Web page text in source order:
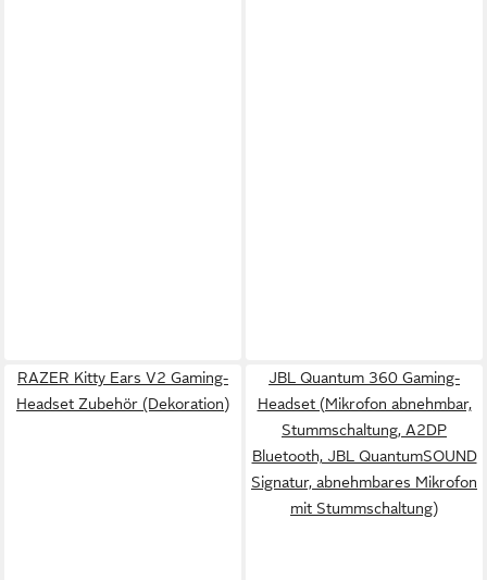
RAZER Kitty Ears V2 Gaming-
Headset Zubehör (Dekoration)
JBL Quantum 360 Gaming-
Headset (Mikrofon abnehmbar,
Stummschaltung, A2DP
Bluetooth, JBL QuantumSOUND
Signatur, abnehmbares Mikrofon
mit Stummschaltung)